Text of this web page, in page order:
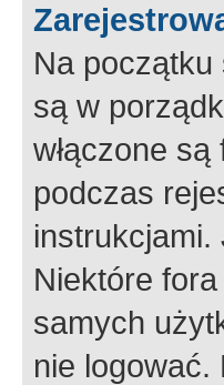
Na początku
są w
włączone
podczas
Niektóre
samych
nie